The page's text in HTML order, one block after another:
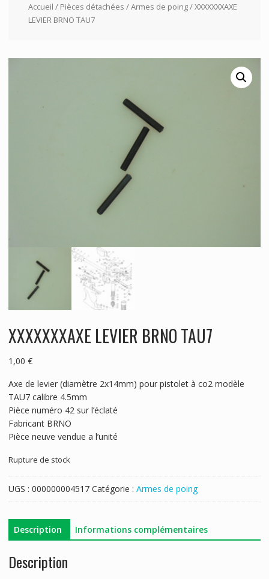
Accueil / Pièces détachées /Armes de poing/ XXXXXXXAXE
LEVIER BRNO TAU7
XXXXXXXAXE LEVIER BRNO TAU7
1,00 €
Axe de levier (diamètre 2x14mm) pour pistolet à co2 modèle
TAU7 calibre 4.5mm
Pièce numéro 42 sur l’éclaté
Fabricant BRNO
Pièce neuve vendue a l’unité
Rupture de stock
UGS : 000000004517 Catégorie : Armes de poing
Description Informations complémentaires
Description